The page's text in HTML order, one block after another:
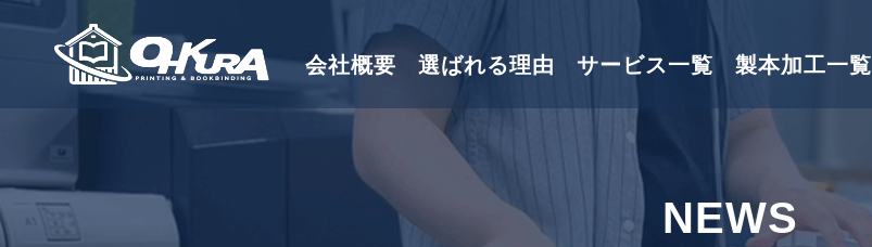
NEWS
会社概要 選ばれる理由 サービス一覧 製本加工一覧